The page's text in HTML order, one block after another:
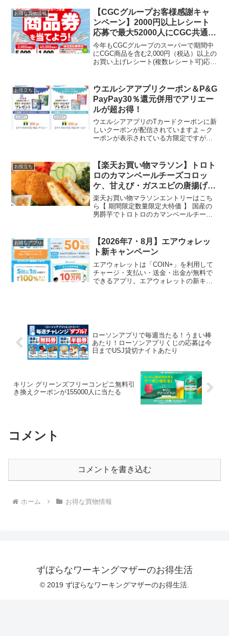
可能です。 クーポンの利用期間...
お得な買物情報
【CGCグループお客様感謝キャ
ンペーン】2000円以上レシート
応募で最大52000人にCGC共通商
品券が当たる
今年もCGCグループのスーパーで期間中
にCGC商品を含む2,000円（税込）以上の
お買い上げレシート(複数レシート可)応募
円分ｘ2,000名様・1,000円分...
お役立ち
ウエルシアアプリクーポン＆P&G
PayPay30％還元併用でアリエー
ルが超お得！
ウエルシアアプリのTカードクーポンに新
しいクーポンが配信されていますよ～ク
ーポンが表示されている方限定ですが、
はこれだけではなくて、同じく表示され
ている方限定でア...
お役立ち
【楽天お買い物マラソン】トロト
ロのカマンベールチーズコロッ
ケ、甘えび・ガスエビの唐揚げセ
ットが1000円送料無料！2個同時
購入で1400円に！
楽天お買い物マラソンエントリーはこち
ら【 期間限定数量限定大特価 】 国産の
男爵芋でトロトロのカマンベールチーズ
で包んだコロッケ10個入り通常2000円の
ところ1...
お得なアプリ
【2026年7・8月】エアウォレッ
ト新キャンペーン
エアウォレットは「COIN+」を利用して
チャージ・支払い・送金・出金が無料で
できるアプリ。エアウォレットの新キャ
ローソンアプリで毎週当たる！うまい棒
あたり！ローソンアプリくじの応募は今
日までUSJ貸切ナイトあたり
キリン グリーンズフリーコンビニ無料引
き換えクーポンが155000人に当たる
コメント
コメントを書き込む
ホーム お得な買物情報
ずぼらなワーキングマザーのお得生活
© 2019 ずぼらなワーキングマザーのお得生活.